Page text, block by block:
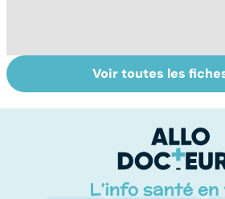
Tout savoir sur
nos excréments
mal
Voir toutes les